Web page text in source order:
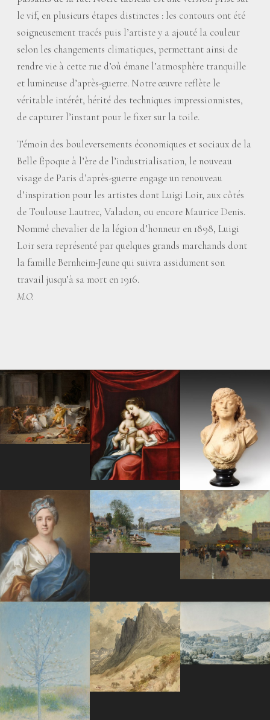
le vif, en plusieurs étapes distinctes : les contours ont été
soigneusement tracés puis l’artiste y a ajouté la couleur
selon les changements climatiques, permettant ainsi de
rendre vie à cette rue d’où émane l’atmosphère tranquille
et lumineuse d’après-guerre. Notre œuvre reflète le
véritable intérêt, hérité des techniques impressionnistes,
de capturer l’instant pour le fixer sur la toile.
Témoin des bouleversements économiques et sociaux de la
Belle Époque à l’ère de l’industrialisation, le nouveau
visage de Paris d’après-guerre engage un renouveau
d’inspiration pour les artistes dont Luigi Loir, aux côtés
de Toulouse Lautrec, Valadon, ou encore Maurice Denis.
Nommé chevalier de la légion d’honneur en 1898, Luigi
Loir sera représenté par quelques grands marchands dont
la famille Bernheim-Jeune qui suivra assidument son
travail jusqu’à sa mort en 1916.
M.O.